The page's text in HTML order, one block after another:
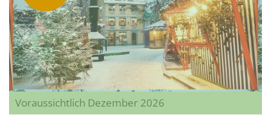
Voraussichtlich Dezember 2026